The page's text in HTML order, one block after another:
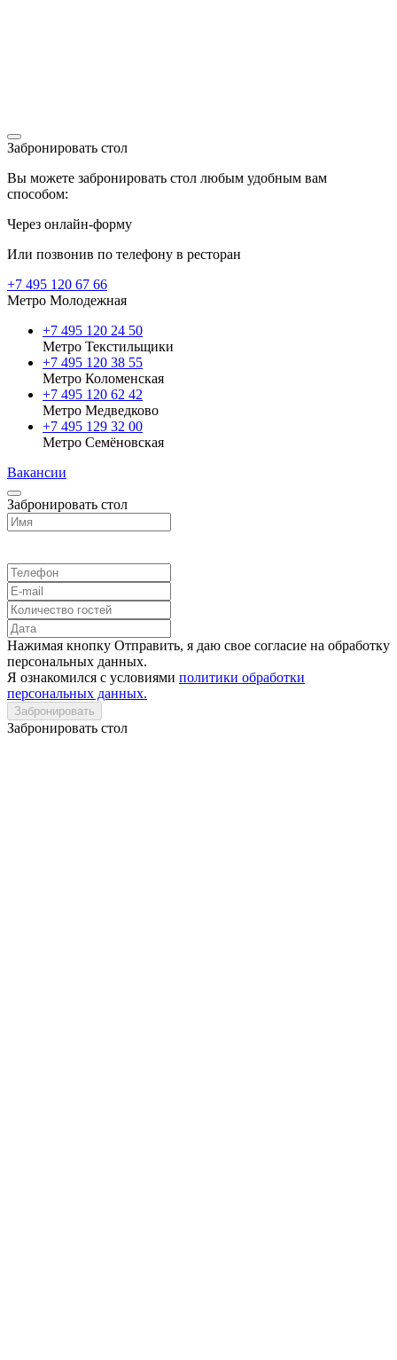
Забронировать стол
Вы можете забронировать стол любым удобным вам
способом:
Через онлайн-форму
Или позвонив по телефону в ресторан
+7 495 120 67 66
Метро Молодежная
+7 495 120 24 50
Метро Текстильщики
+7 495 120 38 55
Метро Коломенская
‎+7 495 120 62 42
Метро Медведково
+7 495 129 32 00
Метро Семёновская
Вакансии
Забронировать стол
Нажимая кнопку Отправить, я даю свое согласие на обработку
персональных данных.
Я ознакомился с условиями политики обработки
персональных данных.
Забронировать
Забронировать стол